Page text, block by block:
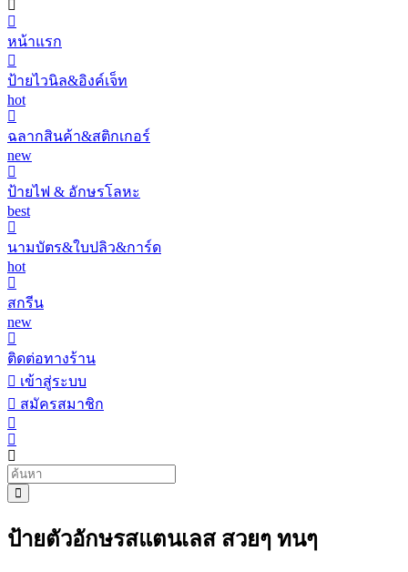
หน้าแรก
ป้ายไวนิล&อิงค์เจ็ท
hot
ฉลากสินค้า&สติกเกอร์
new
ป้ายไฟ & อักษรโลหะ
best
นามบัตร&ใบปลิว&การ์ด
hot
สกรีน
new
ติดต่อทางร้าน
เข้าสู่ระบบ
สมัครสมาชิก
ป้ายตัวอักษรสแตนเลส สวยๆ ทนๆ